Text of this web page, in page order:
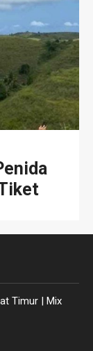
Timur | Mix